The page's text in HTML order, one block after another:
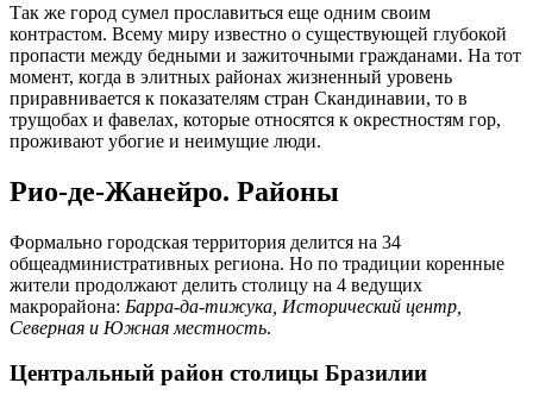
Так же город сумел прославиться еще одним своим
контрастом. Всему миру известно о существующей глубокой
пропасти между бедными и зажиточными гражданами. На тот
момент, когда в элитных районах жизненный уровень
приравнивается к показателям стран Скандинавии, то в
трущобах и фавелах, которые относятся к окрестностям гор,
проживают убогие и неимущие люди.
Рио-де-Жанейро. Районы
Формально городская территория делится на 34
общеадминистративных региона. Но по традиции коренные
жители продолжают делить столицу на 4 ведущих
макрорайона: Барра-да-тижука, Исторический центр,
Северная и Южная местность.
Центральный район столицы Бразилии